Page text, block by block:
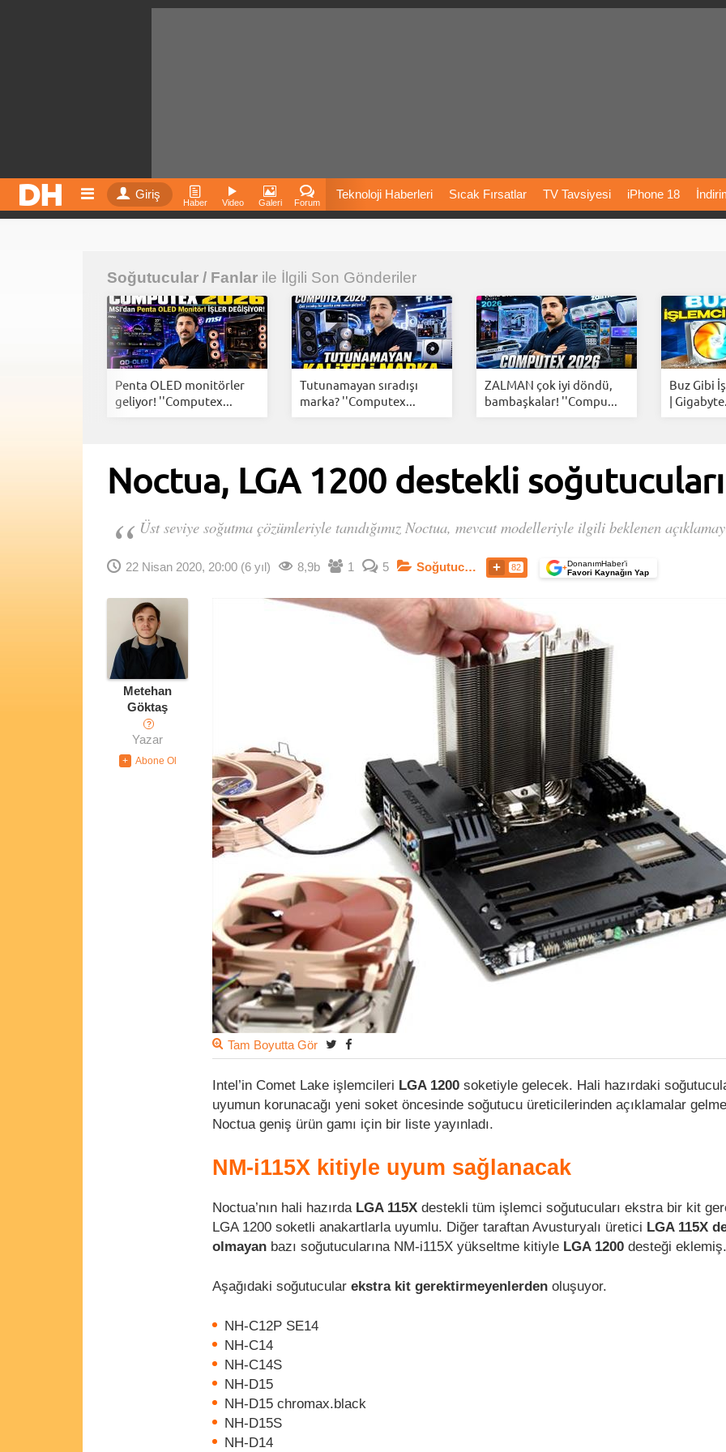
Giriş
Haber Video Galeri Forum
Teknoloji Haberleri Sıcak Fırsatlar TV Tavsiyesi iPhone 18
Fiyatları Vizyondaki
İnstagram Dondurma İnstagram Çöktü Mü
Soğutucular / Fanlar ile İlgili Son Gönderiler
Penta OLED monitörler
geliyor! ''Computex...
Tutunamayan sıradışı
marka? ''Computex...
ZALMAN çok iyi döndü,
bambaşkalar! ''Compu...
Buz Gibi
|
Noctua, LGA 1200 destekli
Üst seviye soğutma çözümleriyle tanıdığımız Noctua, mevcut modelleriyle ilgili beklenen
22 Nisan 2020, 20:00 (6 yıl) 8,9b 1 5 Soğutucular / Fanlar 82 +DonanımHaber’i
Favori Kaynağın Yap
Metehan
Göktaş
?
Yazar
Tam Boyutta Gör
Intel’in Comet Lake işlemcileri LGA 1200 soketiyle gelecek. Hali hazırdaki
uyumun korunacağı yeni soket öncesinde soğutucu üreticilerinden açıklamalar
Noctua geniş ürün gamı için bir liste yayınladı.
NM-i115X kitiyle uyum sağlanacak
Noctua’nın hali hazırda LGA 115X destekli tüm işlemci soğutucuları ekstra bir kit
LGA 1200 soketli anakartlarla uyumlu. Diğer taraftan Avusturyalı üretici LGA 115X
olmayan bazı soğutucularına NM-i115X yükseltme kitiyle LGA 1200 desteği eklemiş.
Aşağıdaki soğutucular ekstra kit gerektirmeyenlerden oluşuyor.
NH-C12P SE14
NH-C14
NH-C14S
NH-D15
NH-D15 chromax.black
NH-D15S
NH-D14